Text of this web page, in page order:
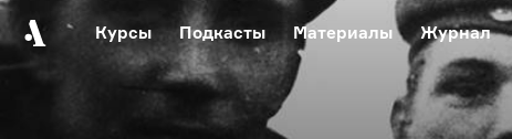
Курсы Подкасты Материалы Журнал
Автор среди нас Еврейский
Видеоистория